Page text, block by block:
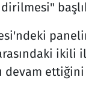
ikili
devam